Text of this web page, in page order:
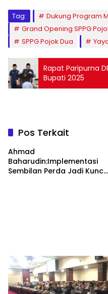
Tag:
Dukung Program
Grand Opening SPPG
SPPG Pojok Dua
Rapat Paripurna
Bupati 2025
Pos Terkait
Ahmad
Baharudin:Implementasi
Sembilan Perda Jadi Kunci